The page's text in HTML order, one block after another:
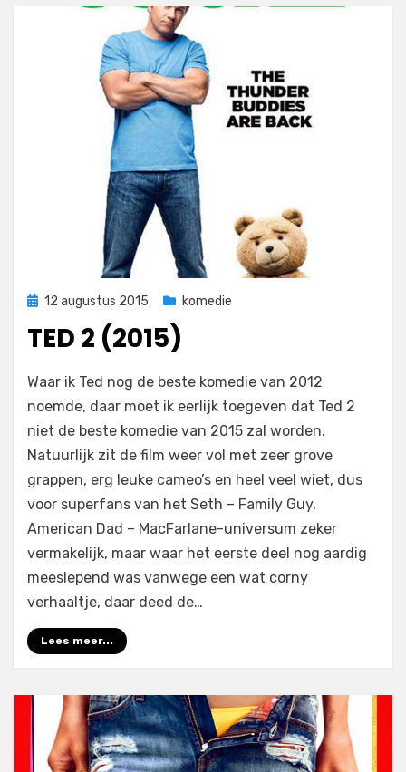
Geplaatst
12 augustus 2015 komedie
TED 2 (2015)
door Filmofiel.nl
2 reacties
Ted
2
(2015)
Waar ik Ted nog de beste komedie van 2012
noemde, daar moet ik eerlijk toegeven dat Ted 2
niet de beste komedie van 2015 zal worden.
Natuurlijk zit de film weer vol met zeer grove
grappen, erg leuke cameo’s en heel veel wiet, dus
voor superfans van het Seth – Family Guy,
American Dad – MacFarlane-universum zeker
vermakelijk, maar waar het eerste deel nog aardig
meeslepend was vanwege een wat corny
verhaaltje, daar deed de…
Lees meer...